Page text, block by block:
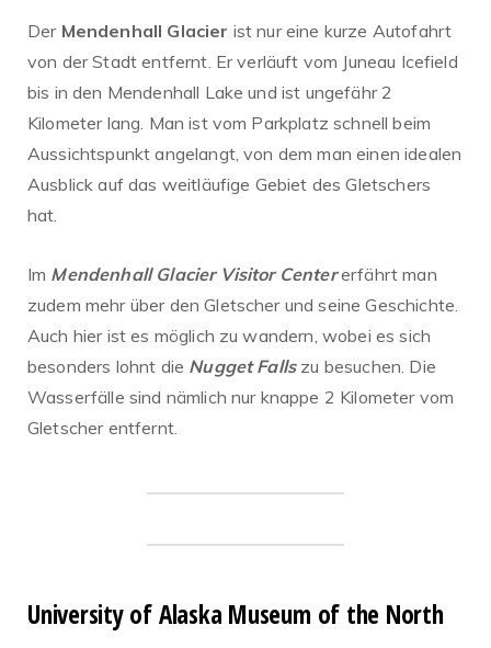
Der Mendenhall Glacier ist nur eine kurze Autofahrt
von der Stadt entfernt. Er verläuft vom Juneau Icefield
bis in den Mendenhall Lake und ist ungefähr 2
Kilometer lang. Man ist vom Parkplatz schnell beim
Aussichtspunkt angelangt, von dem man einen idealen
Ausblick auf das weitläufige Gebiet des Gletschers
hat.
Im Mendenhall Glacier Visitor Centererfährt man
zudem mehr über den Gletscher und seine Geschichte.
Auch hier ist es möglich zu wandern, wobei es sich
besonders lohnt die Nugget Fallszu besuchen. Die
Wasserfälle sind nämlich nur knappe 2 Kilometer vom
Gletscher entfernt.
University of Alaska Museum of the North